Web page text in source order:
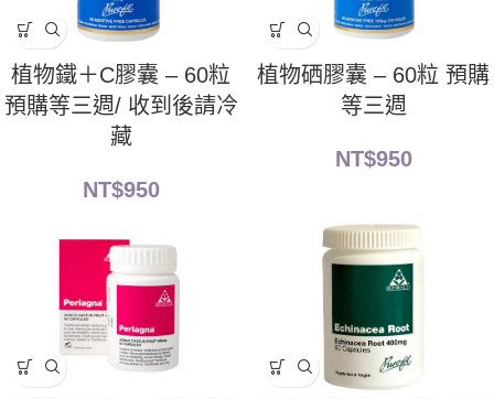
植物鐵＋C膠囊 – 60粒
預購等三週/ 收到後請冷
藏
NT$950
植物硒膠囊 – 60粒 預購
等三週
NT$950